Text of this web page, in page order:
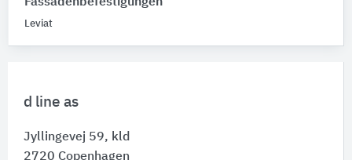
d line as
Jyllingevej 59, kld
2720 Copenhagen
Leviat